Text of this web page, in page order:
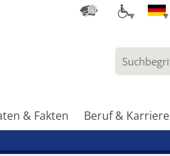
& Fakten Beruf & Karriere